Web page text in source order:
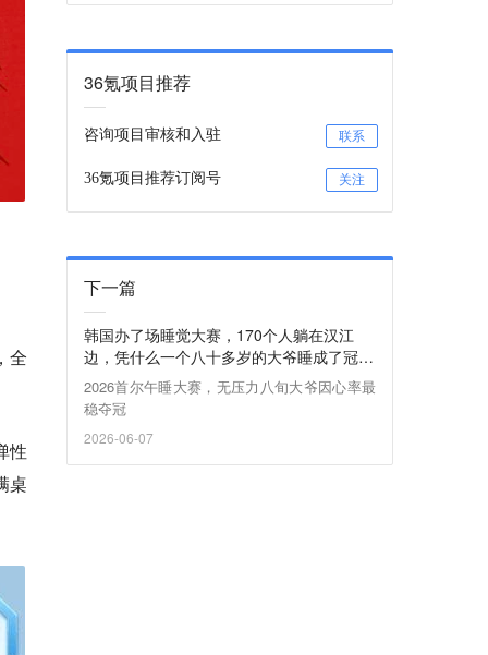
全
性
桌
36氪项目推荐
咨询项目审核和入驻 联系
36氪项目推荐订阅号 关注
下一篇
韩国办了场睡觉大赛，170个人躺在汉江
边，凭什么一个八十多岁的大爷睡成了冠
军？
2026首尔午睡大赛，无压力八旬大爷因心率最
稳夺冠
2026-06-07